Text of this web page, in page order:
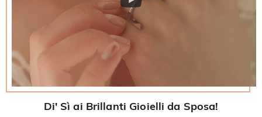
Di' Sì ai Brillanti Gioielli da Sposa!